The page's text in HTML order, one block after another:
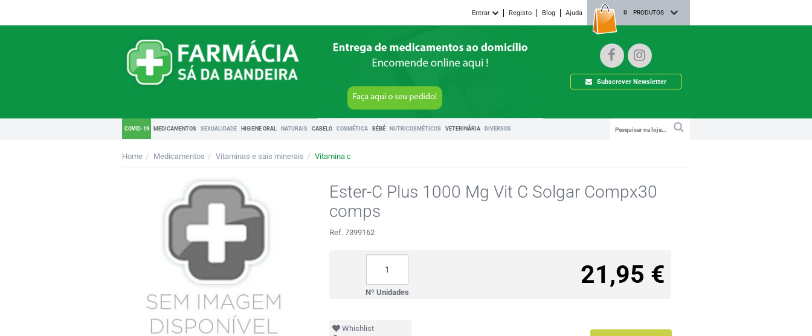
0 PRODUTOS
Entrar Registo Blog Ajuda
Subscrever Newsletter
COVID-19 MEDICAMENTOS SEXUALIDADE HIGIENE ORAL NATURAIS CABELO COSMÉTICA BÉBÉ NUTRICOSMÉTICOS VETERINÁRIA DIVERSOS
Home Medicamentos Vitaminas e sais minerais Vitamina c
Ester-C Plus 1000 Mg Vit C Solgar Compx30
comps
Ref. 7399162
21,95 €
Nº Unidades
Whishlist